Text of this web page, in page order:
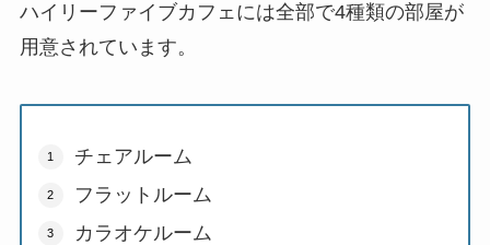
ハイリーファイブカフェには全部で4種類の部屋が
用意されています。
チェアルーム
フラットルーム
カラオケルーム